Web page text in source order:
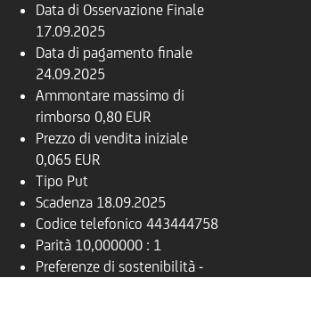
Data di Osservazione Finale
17.09.2025
Data di pagamento finale
24.09.2025
Ammontare massimo di
rimborso 0,80 EUR
Prezzo di vendita iniziale
0,065 EUR
Tipo Put
Scadenza 18.09.2025
Codice telefonico 443444758
Parità 10,000000 : 1
Preferenze di sostenibilità -